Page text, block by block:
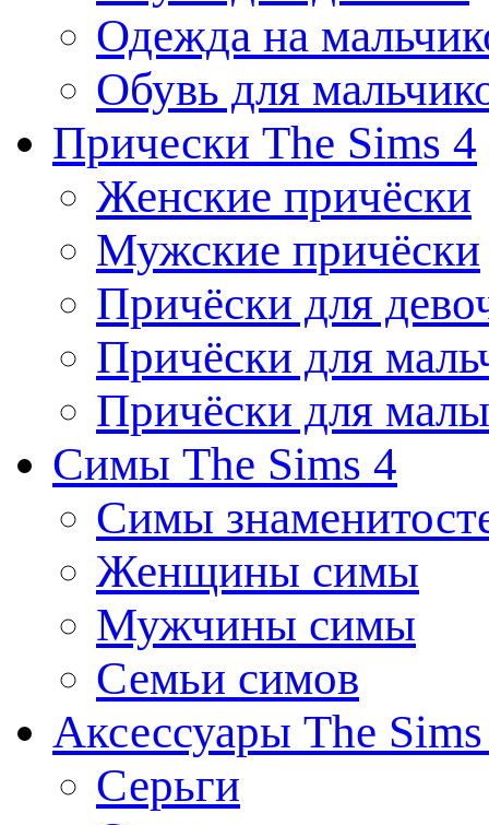
Одежда на
Обувь для
Прически The Sims 4
Женские причёски
Мужские причёски
Причёски для
Причёски для
Причёски для
Симы The Sims 4
Симы
Женщины симы
Мужчины симы
Семьи симов
Аксессуары The
Серьги